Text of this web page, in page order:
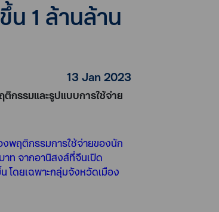
น 1 ล้านล้าน
13 Jan 2023
กรรมและรูปแบบการใช้จ่าย
งพฤติกรรมการใช้จ่ายของนัก
าท จากอานิสงส์ที่จีนเปิด
โดยเฉพาะกลุ่มจังหวัดเมือง